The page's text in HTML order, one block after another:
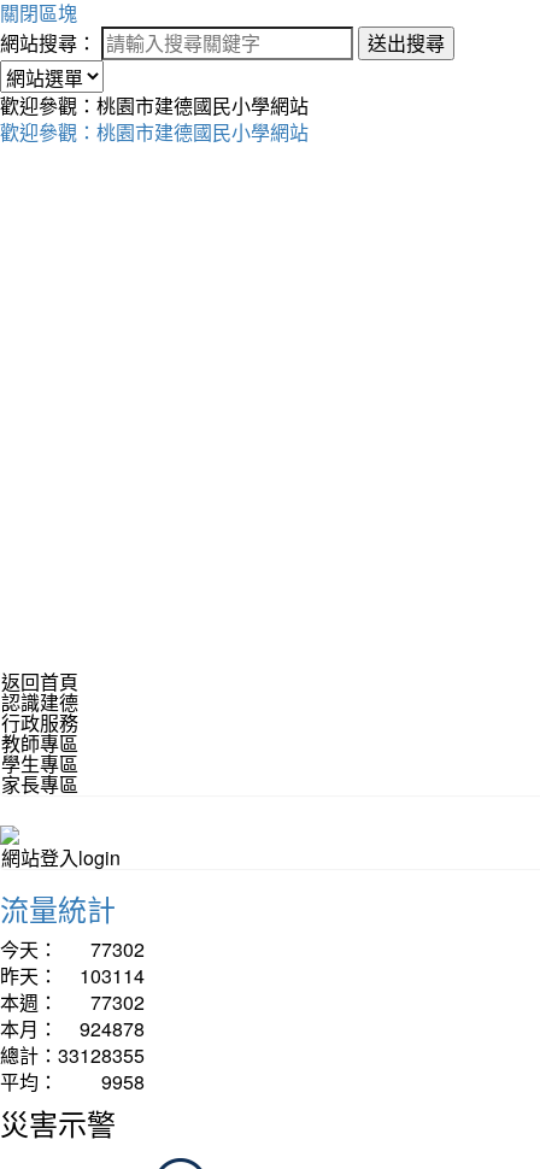
關閉區塊
網站搜尋：
送出搜尋
歡迎參觀：桃園市建德國民小學網站
歡迎參觀：桃園市建德國民小學網站
返回首頁
認識建德
行政服務
教師專區
學生專區
家長專區
網站登入login
流量統計
今天：
77302
昨天：
103114
本週：
77302
本月：
924878
總計： 33128355
平均：
9958
災害示警